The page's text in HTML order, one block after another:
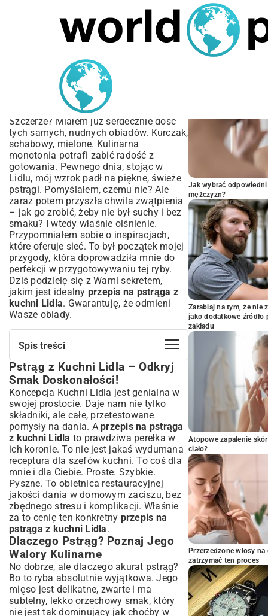
MARIUSZ ŁAMAGA 05.10.2025
Przepis na pstrąga z
Kuchni Lidla – Proste i
Pyszne Danie
Szczerze? Miałem już serdecznie dość
tych samych, nudnych obiadów. Kurczak,
schabowy, mielone. Kulinarna
monotonia potrafi zabić radość z
gotowania. Pewnego dnia, stojąc w
Lidlu, mój wzrok padł na piękne, świeże
pstrągi. Pomyślałem, czemu nie? Ale
zaraz potem przyszła chwila zwątpienia
– jak go zrobić, żeby nie był suchy i bez
smaku? I wtedy właśnie olśnienie.
Przypomniałem sobie o inspiracjach,
które oferuje sieć. To był początek mojej
przygody, która doprowadziła mnie do
perfekcji w przygotowywaniu tej ryby.
Dziś podzielę się z Wami sekretem,
jakim jest idealny przepis na pstrąga z
kuchni Lidla. Gwarantuję, że odmieni
Wasze obiady.
Spis treści
Pstrąg z Kuchni Lidla – Odkryj Smak
Doskonałości!
Dlaczego Pstrąg? Poznaj Jego Walory
Kulinarne
Wartości Odżywcze Pstrąga – Zdrowie na
Talerzu
Rodzaje Pstrąga i Ich Zastosowanie w
Kuchni
Kuchnia Lidla – Sekret Smaku i Prostoty
Jak Lidl Inspiruje do Gotowania Pstrąga?
Składniki Dostępne w Lidlu – Wybierz
Najlepsze!
Przepisy na Pstrąga z Lidla –
Różnorodność Smaków
Pstrąg z Piekarnika – Klasyka w Nowej
Odsłonie
Marynata Idealna – Klucz do Soczystego
Pstrąga
Krok po Kroku – Przygotowanie Pstrąga
Pieczonego
Dodatki, Które Podkreślą Smak – Warzywa
Pstrąg z Kuchni Lidla – Odkryj
Smak Doskonałości!
Koncepcja Kuchni Lidla jest genialna w
swojej prostocie. Daje nam nie tylko
składniki, ale całe, przetestowane
pomysły na dania. A przepis na pstrąga
z kuchni Lidla to prawdziwa perełka w
ich koronie. To nie jest jakaś wydumana
receptura dla szefów kuchni. To coś dla
mnie i dla Ciebie. Proste. Szybkie.
Pyszne. To obietnica restauracyjnej
jakości dania w domowym zaciszu, bez
zbędnego stresu i komplikacji. Właśnie
za to cenię ten konkretny przepis na
pstrąga z kuchni Lidla.
Dlaczego Pstrąg? Poznaj Jego
Walory Kulinarne
No dobrze, ale dlaczego akurat pstrąg?
Bo to ryba absolutnie wyjątkowa. Jego
mięso jest delikatne, zwarte i ma
subtelny, lekko orzechowy smak, który
nie jest tak dominujący jak choćby w
Jak wybrać
mężczyzn?
Zarabiaj na tym, że nie
jako dodatkowe
zakładu
Atopowe zapalenie
ciało?
Przerzedzone włosy
zatrzymać ten proces